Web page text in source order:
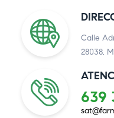
Calle
28038,
639